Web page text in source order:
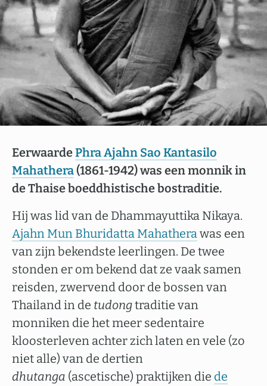
EerwaardePhra Ajahn Sao Kantasilo
Mahathera(1861-1942) was een monnik in
de Thaise boeddhistische bostraditie.
Hij was lid van de Dhammayuttika Nikaya.
Ajahn Mun Bhuridatta Mahatherawas een
van zijn bekendste leerlingen. De twee
stonden er om bekend dat ze vaak samen
reisden, zwervend door de bossen van
Thailand in de tudongtraditie van
monniken die het meer sedentaire
kloosterleven achter zich laten en vele (zo
niet alle) van de dertien
dhutanga (ascetische) praktijken die de